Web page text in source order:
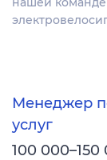
Менеджер
услуг
100 000–150